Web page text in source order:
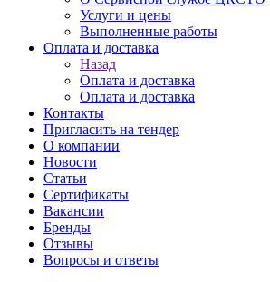
Услуги и цены
Выполненные работы
Оплата и доставка
Назад
Оплата и доставка
Оплата и доставка
Контакты
Пригласить на тендер
О компании
Новости
Статьи
Сертификаты
Вакансии
Бренды
Отзывы
Вопросы и ответы